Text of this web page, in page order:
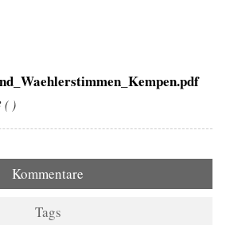
( )
Kommentare
Tags